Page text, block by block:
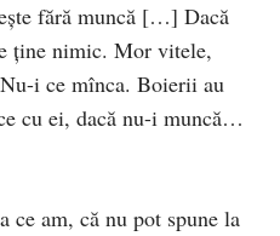
fără muncă […] Dacă
ţine nimic. Mor vitele,
i ce mînca. Boierii au
cu ei, dacă nu-i muncă…
ce am, că nu pot spune la